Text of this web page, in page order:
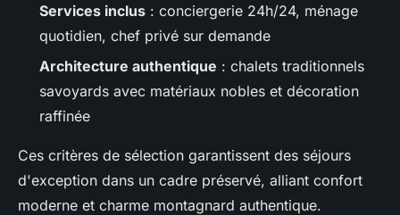
Services inclus : conciergerie 24h/24, ménage
quotidien, chef privé sur demande
Architecture authentique : chalets traditionnels
savoyards avec matériaux nobles et décoration
raffinée
Ces critères de sélection garantissent des séjours
d'exception dans un cadre préservé, alliant confort
moderne et charme montagnard authentique.